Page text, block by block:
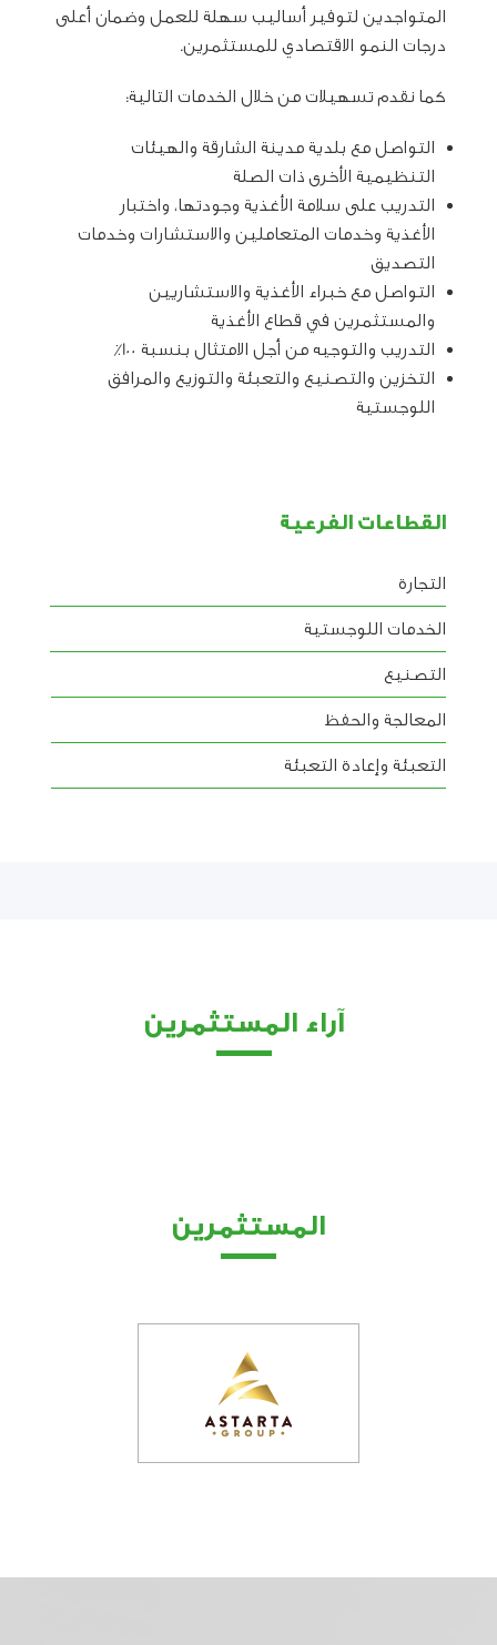
المتواجدين لتوفير أساليب سهلة للعمل وضمان أعلى
درجات النمو الاقتصادي للمستثمرين.
كما نقدم تسهيلات من خلال الخدمات التالية:
التواصل مع بلدية مدينة الشارقة والهيئات
التنظيمية الأخرى ذات الصلة
التدريب على سلامة الأغذية وجودتها، واختبار
الأغذية وخدمات المتعاملين والاستشارات وخدمات
التصديق
التواصل مع خبراء الأغذية والاستشاريين
والمستثمرين في قطاع الأغذية
التدريب والتوجيه من أجل الامتثال بنسبة 100٪
التخزين والتصنيع والتعبئة والتوزيع والمرافق
اللوجستية
القطاعات الفرعية
التجارة
الخدمات اللوجستية
التصنيع
المعالجة والحفظ
التعبئة وإعادة التعبئة
آراء المستثمرين
المستثمرين